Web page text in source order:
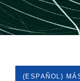
(ESPAÑOL)